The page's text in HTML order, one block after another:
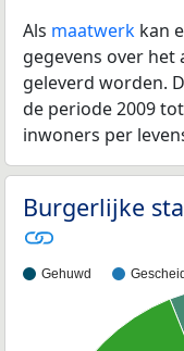
Als maatwerk kan
gegevens over
geleverd worden.
de periode 2009
inwoners per
Burgerlijke
Gehuwd